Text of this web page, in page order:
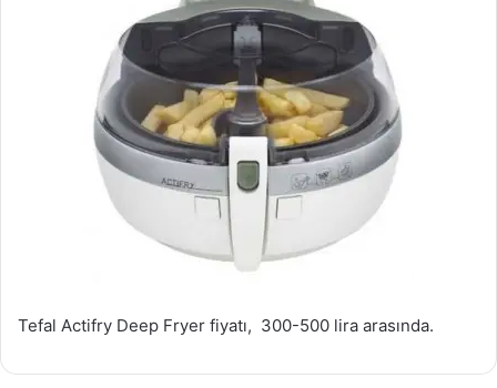
Tefal Actifry Deep Fryer fiyatı, 300-500 lira arasında.